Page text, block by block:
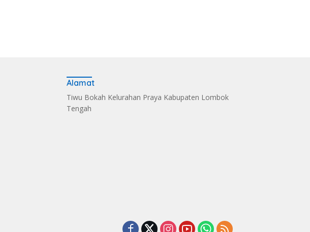
Alamat
Tiwu Bokah Kelurahan Praya Kabupaten Lombok
Tengah